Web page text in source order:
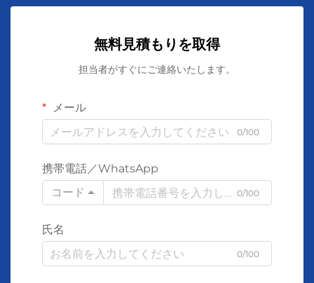
無料見積もりを取得
担当者がすぐにご連絡いたします。
メール
0/100
携帯電話／WhatsApp
コード
0/100
氏名
0/100